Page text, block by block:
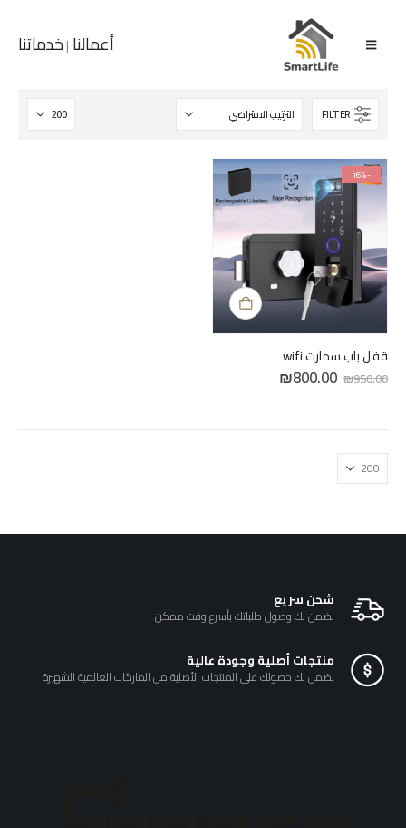
أعمالنا |خدماتنا
FILTER
-16%
قفل باب سمارت wifi
₪950.00 السعر
الأصلي₪800.00 السعر
الحالي
شحن سريع
نضمن لك وصول طلباتك بأسرع وقت ممكن
منتجات أصلية وجودة عالية
نضمن لك حصولك على المنتجات الأصلية من الماركات العالمية الشهيرة